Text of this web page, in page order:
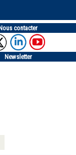
contacter
Newsletter